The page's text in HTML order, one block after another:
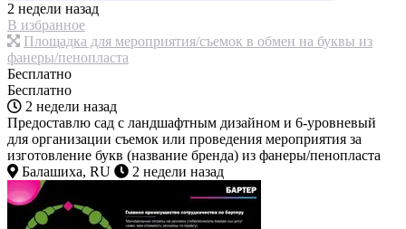
2 недели назад
В избранное
Площадка для мероприятия/съемок в обмен на буквы из
фанеры/пенопласта
Бесплатно
Бесплатно
2 недели назад
Предоставлю сад с ландшафтным дизайном и 6-уровневый
для организации съемок или проведения мероприятия за
изготовление букв (название бренда) из фанеры/пенопласта
Балашиха, RU
2 недели назад